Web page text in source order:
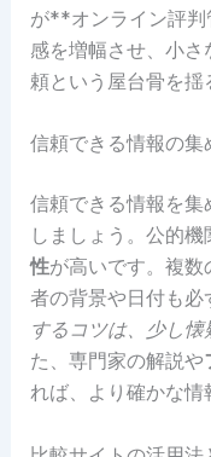
が**オンライン評
感を増幅させ、小
頼という屋台骨を揺
信頼できる情報の集
信頼できる情報を
しましょう。公的
性が高いです。複数
者の背景や日付も必
するコツは、少し懐
た、専門家の解説や
れば、より確かな情